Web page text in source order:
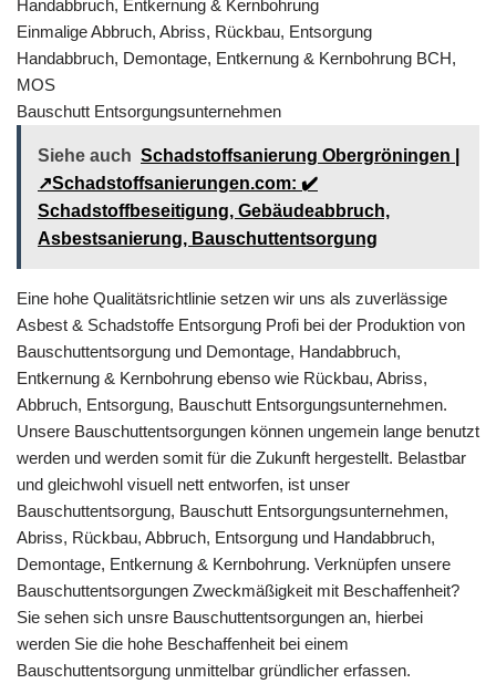
Handabbruch, Entkernung & Kernbohrung
Einmalige Abbruch, Abriss, Rückbau, Entsorgung
Handabbruch, Demontage, Entkernung & Kernbohrung BCH,
MOS
Bauschutt Entsorgungsunternehmen
Siehe auch Schadstoffsanierung Obergröningen |
↗️Schadstoffsanierungen.com: ✔️
Schadstoffbeseitigung, Gebäudeabbruch,
Asbestsanierung, Bauschuttentsorgung
Eine hohe Qualitätsrichtlinie setzen wir uns als zuverlässige
Asbest & Schadstoffe Entsorgung Profi bei der Produktion von
Bauschuttentsorgung und Demontage, Handabbruch,
Entkernung & Kernbohrung ebenso wie Rückbau, Abriss,
Abbruch, Entsorgung, Bauschutt Entsorgungsunternehmen.
Unsere Bauschuttentsorgungen können ungemein lange benutzt
werden und werden somit für die Zukunft hergestellt. Belastbar
und gleichwohl visuell nett entworfen, ist unser
Bauschuttentsorgung, Bauschutt Entsorgungsunternehmen,
Abriss, Rückbau, Abbruch, Entsorgung und Handabbruch,
Demontage, Entkernung & Kernbohrung. Verknüpfen unsere
Bauschuttentsorgungen Zweckmäßigkeit mit Beschaffenheit?
Sie sehen sich unsre Bauschuttentsorgungen an, hierbei
werden Sie die hohe Beschaffenheit bei einem
Bauschuttentsorgung unmittelbar gründlicher erfassen.